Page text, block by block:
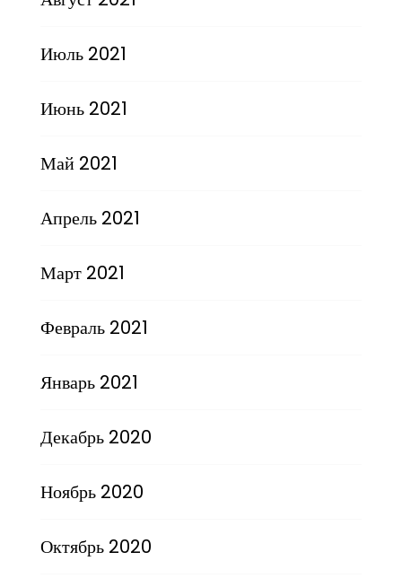
Июль 2021
Июнь 2021
Май 2021
Апрель 2021
Март 2021
Февраль 2021
Январь 2021
Декабрь 2020
Ноябрь 2020
Октябрь 2020